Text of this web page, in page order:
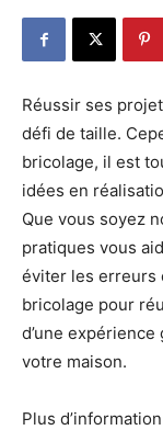
Réussir ses
défi de taille.
bricolage, il est
idées en
Que vous soyez
pratiques vous
éviter les erreurs
bricolage pour
d’une
votre maison.
Plus